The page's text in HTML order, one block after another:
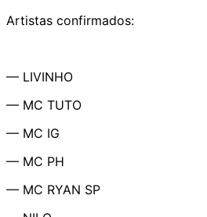
Artistas confirmados:
— LIVINHO
— MC TUTO
— MC IG
— MC PH
— MC RYAN SP